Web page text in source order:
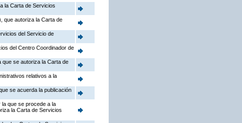
la Carta de Servicios
que autoriza la Carta de
del Servicio de
del Centro Coordinador de
que se autoriza la Carta de
relativos a la
se acuerda la publicación
que se procede a la
la Carta de Servicios